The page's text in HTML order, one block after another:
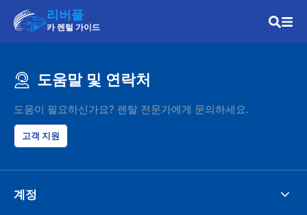
리버풀
카 렌털 가이드
도움말 및 연락처
도움이 필요하신가요? 렌탈 전문가에게 문의하세요.
고객 지원
계정